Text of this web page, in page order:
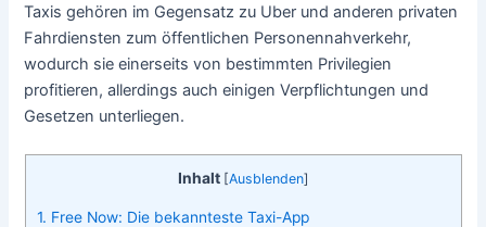
Taxis gehören im Gegensatz zu Uber und anderen privaten
Fahrdiensten zum öffentlichen Personennahverkehr,
wodurch sie einerseits von bestimmten Privilegien
profitieren, allerdings auch einigen Verpflichtungen und
Gesetzen unterliegen.
Inhalt [Ausblenden]
1. Free Now: Die bekannteste Taxi-App